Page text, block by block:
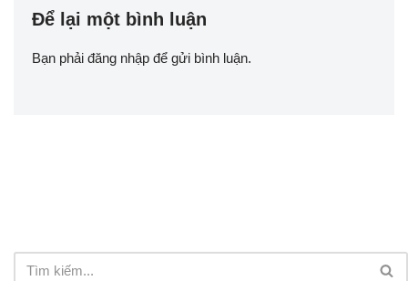
Để lại một bình luận
Bạn phải đăng nhập để gửi bình luận.